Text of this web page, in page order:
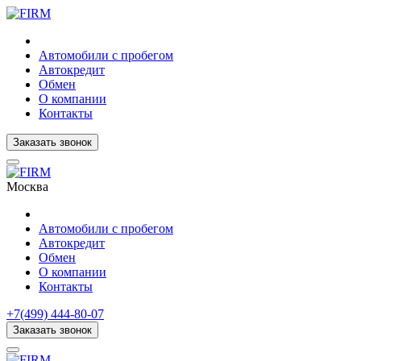
Автомобили с пробегом
Автокредит
Обмен
О компании
Контакты
Заказать звонок
Москва
Автомобили с пробегом
Автокредит
Обмен
О компании
Контакты
+7(499) 444-80-07
Заказать звонок